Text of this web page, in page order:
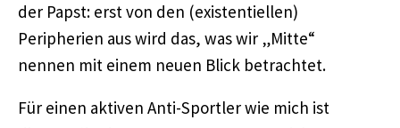
der Papst: erst von den (existentiellen)
Peripherien aus wird das, was wir „Mitte“
nennen mit einem neuen Blick betrachtet.
Für einen aktiven Anti-Sportler wie mich ist